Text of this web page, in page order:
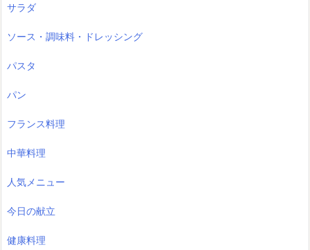
サラダ
ソース・調味料・ドレッシング
パスタ
パン
フランス料理
中華料理
人気メニュー
今日の献立
健康料理